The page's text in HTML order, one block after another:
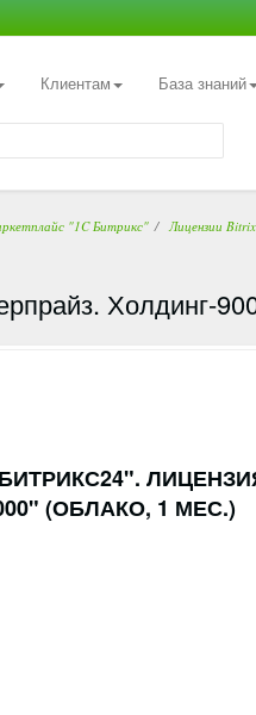
Клиентам База знаний
"1C Битрикс" Лицензии Bitrix
Холдинг-
(ОБЛАКО, 1 МЕС.)